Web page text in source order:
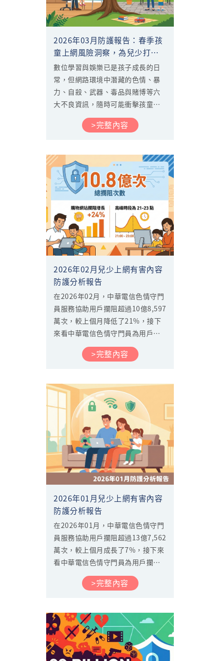
2026年03月防護報告：春季孩
童上網風險洞察，為兒少打造
六大防禦清淨空間
數位學習與娛樂已是孩子成長的日
常，但網路環境中潛藏的色情、暴
力、自殺、武器、毒品與賭博等六
大不良資訊，隨時可能衝擊孩童的
身心健康。中華電信「色情守門
員」致力於為全年齡孩童建立安心
析，我們將揭示當前孩童在網路上
的使用趨勢，協助家長透過管理功
能，輕鬆守護孩子的數位生活。...
>完整內容
2026年02月兒少上網有害內容
防護分析報告
在2026年02月，中華電信色情守門
員服務協助用戶攔阻超過10億8,597
萬次，較上個月降低了21%，接下
來看中華電信色情守門員為用戶攔
阻了那些內容。...
>完整內容
2026年01月兒少上網有害內容
防護分析報告
在2026年01月，中華電信色情守門
員服務協助用戶攔阻超過13億7,562
萬次，較上個月成長了7%，接下來
看中華電信色情守門員為用戶攔阻
了那些內容。...
>完整內容